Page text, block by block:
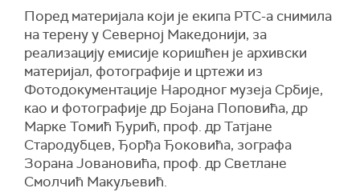
Поред материјала који је екипа РТС-а снимила
на терену у Северној Македонији, за
реализацију емисије коришћен је архивски
материјал, фотографије и цртежи из
Фотодокументације Народног музеја Србије,
као и фотографије др Бојана Поповића, др
Марке Томић Ђурић, проф. др Татјане
Стародубцев, Ђорђа Ђоковића, зографа
Зорана Јовановића, проф. др Светлане
Смолчић Макуљевић.